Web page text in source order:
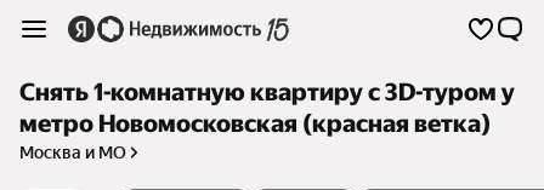
Снять 1-комнатную квартиру c 3D-туром у
метро Новомосковская (красная ветка)
Москва и МО